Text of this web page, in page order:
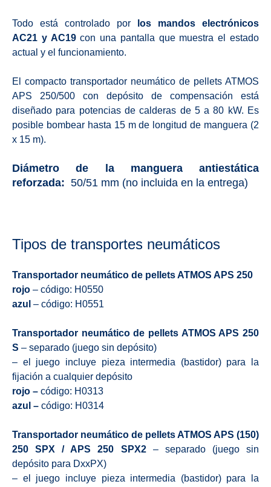
Todo está controlado por
los mandos electrónicos
AC21 y AC19con una pantalla que muestra el estado
actual y el funcionamiento.
El compacto transportador neumático de pellets ATMOS
APS 250/500 con depósito de compensación está
diseñado para potencias de calderas de 5 a 80 kW. Es
posible bombear hasta 15 m de longitud de manguera (2
x 15 m).
Diámetro de la manguera antiestática
reforzada: 50/51 mm (no incluida en la entrega)
Tipos de transportes neumáticos
Transportador neumático de pellets ATMOS APS 250
rojo – código: H0550
azul – código: H0551
Transportador neumático de pellets ATMOS APS 250
S – separado (juego sin depósito)
– el juego incluye pieza intermedia (bastidor) para la
fijación a cualquier depósito
rojo – código: H0313
azul – código: H0314
Transportador neumático de pellets ATMOS APS (150)
250 SPX / APS 250 SPX2– separado (juego sin
depósito para DxxPX)
– el juego incluye pieza intermedia (bastidor) para la